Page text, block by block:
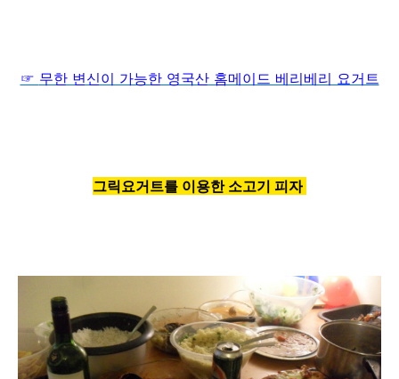
☞ 무한 변신이 가능한 영국산 홈메이드 베리베리 요거트
그릭요거트를 이용한 소고기 피자